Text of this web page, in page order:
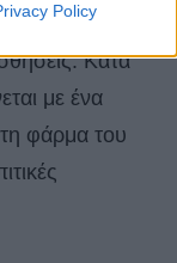
Policy
ξυπνά
Κατά
με ένα
φάρμα του